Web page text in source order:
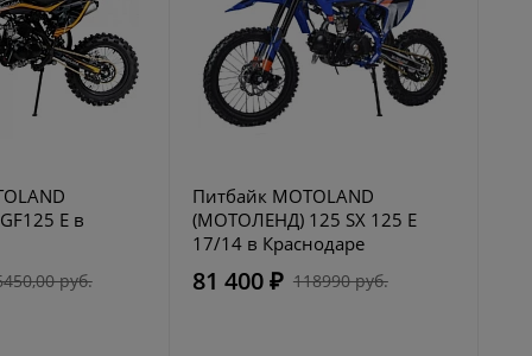
E в
руб.
Питбайк MOTOLAND
(МОТОЛЕНД) 125 SX 125 E
17/14 в Краснодаре
81 400 ₽ 118990 руб.